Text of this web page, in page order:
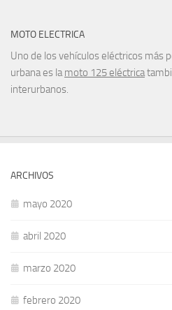
MOTO ELECTRICA
Uno de los vehículos eléctricos más
urbana es lamoto 125 eléctrica
interurbanos.
ARCHIVOS
mayo 2020
abril 2020
marzo 2020
febrero 2020